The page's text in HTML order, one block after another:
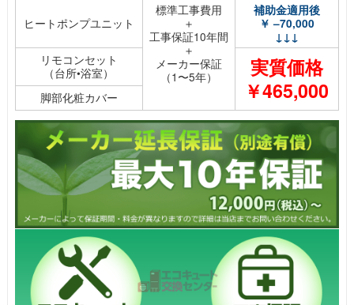
標準工事費用
＋
工事保証10年間
＋
メーカー保証
（1〜5年）
ヒートポンプユニット
補助金適用後
￥ –70,000
↓↓↓
リモコンセット
（台所•浴室）
実質価格
￥465,000
脚部化粧カバー